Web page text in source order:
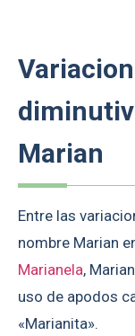
Marian
Entre las
nombre Marian
Marianela,
uso de apodos
«Marianita».